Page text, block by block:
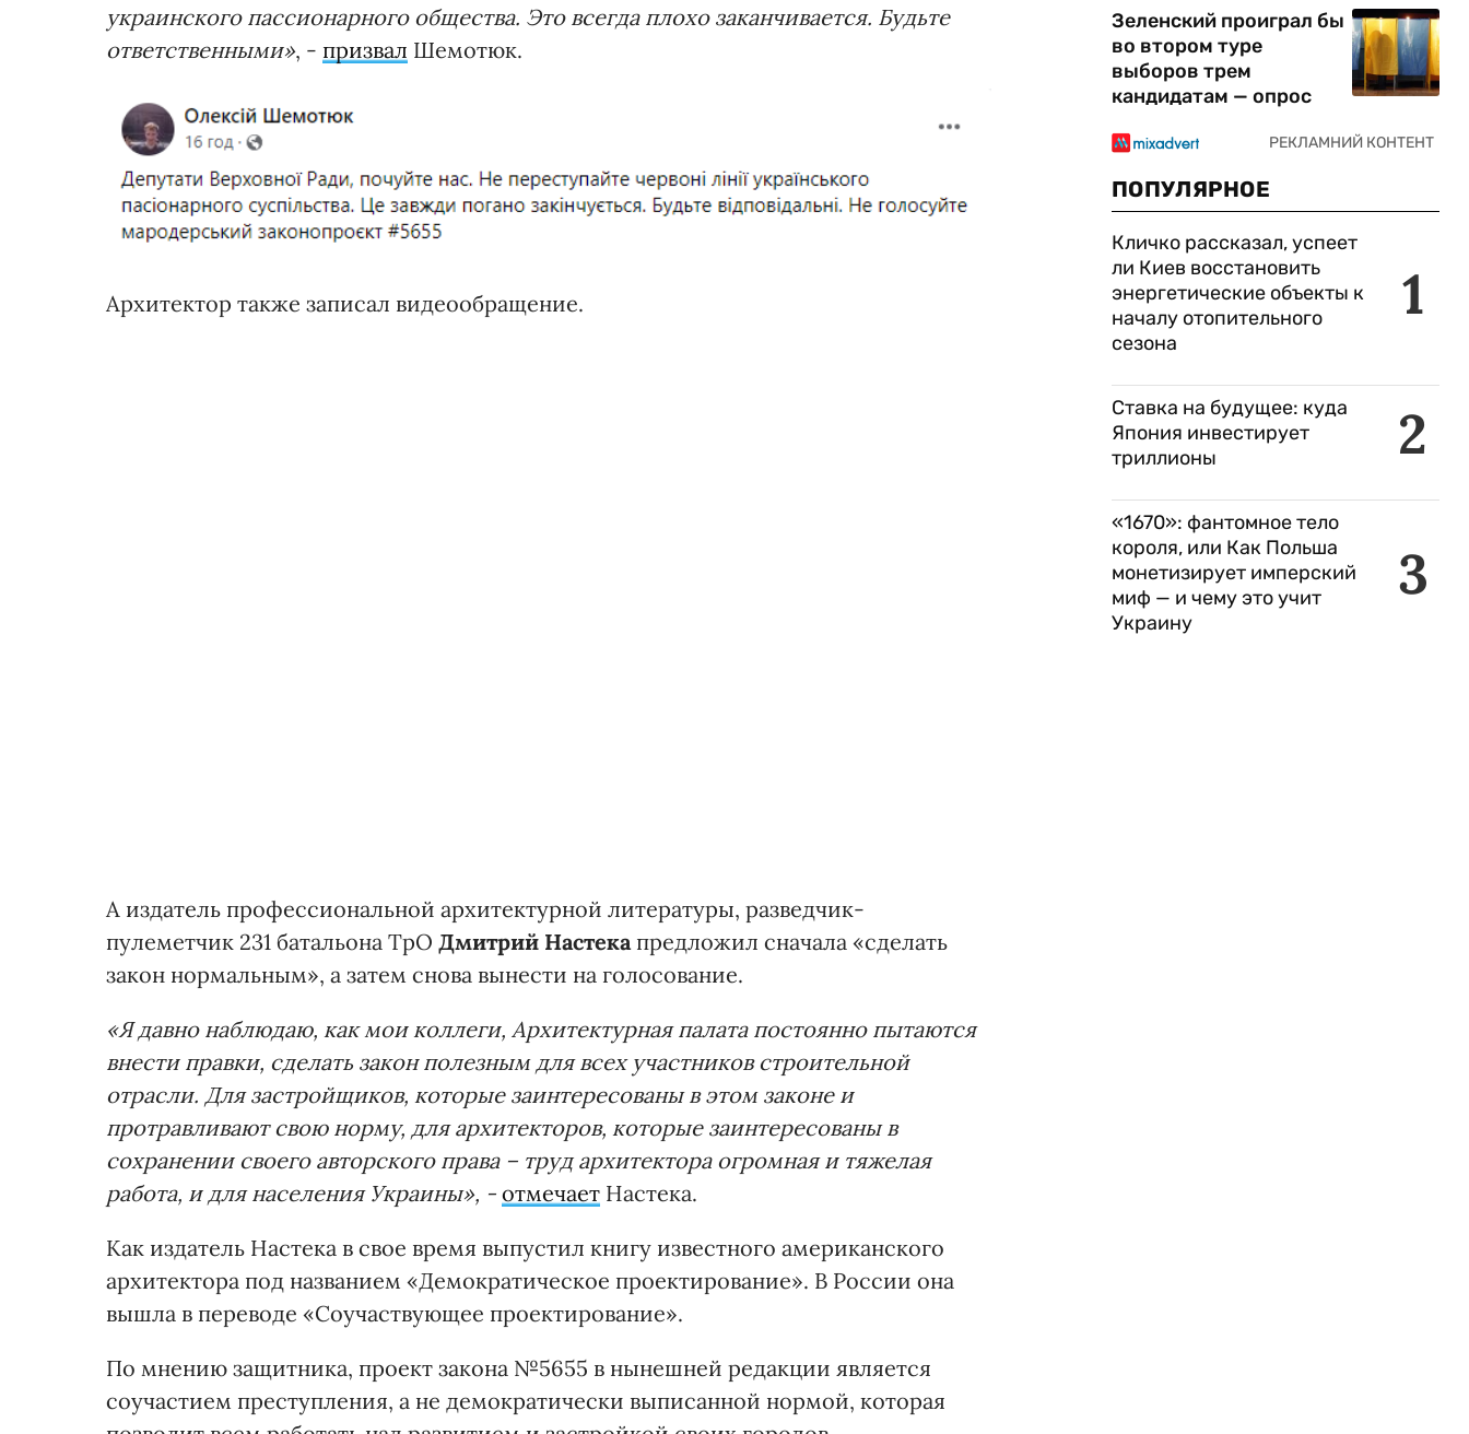
украинского пассионарного общества. Это всегда плохо заканчивается. Будьте
ответственными», - призвал Шемотюк.
Архитектор также записал видеообращение.
А издатель профессиональной архитектурной литературы, разведчик-
пулеметчик 231 батальона ТрО Дмитрий Настекапредложил сначала «сделать
закон нормальным», а затем снова вынести на голосование.
«Я давно наблюдаю, как мои коллеги, Архитектурная палата постоянно пытаются
внести правки, сделать закон полезным для всех участников строительной
отрасли. Для застройщиков, которые заинтересованы в этом законе и
протравливают свою норму, для архитекторов, которые заинтересованы в
сохранении своего авторского права – труд архитектора огромная и тяжелая
работа, и для населения Украины», - отмечает Настека.
Как издатель Настека в свое время выпустил книгу известного американского
архитектора под названием «Демократическое проектирование». В России она
вышла в переводе «Соучаствующее проектирование».
По мнению защитника, проект закона №5655 в нынешней редакции является
соучастием преступления, а не демократически выписанной нормой, которая
Зеленский проиграл бы
во втором туре
выборов трем
кандидатам — опрос
ПОПУЛЯРНОЕ
1
Кличко рассказал, успеет
ли Киев восстановить
энергетические объекты к
началу отопительного
сезона
2
Ставка на будущее: куда
Япония инвестирует
триллионы
3
«1670»: фантомное тело
короля, или Как Польша
монетизирует имперский
миф — и чему это учит
Украину